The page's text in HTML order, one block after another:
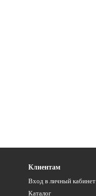
Клиентам
Вход в личный кабинет
Каталог